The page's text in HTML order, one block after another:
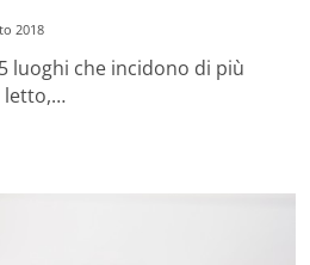
2018
luoghi che incidono di più
letto,…